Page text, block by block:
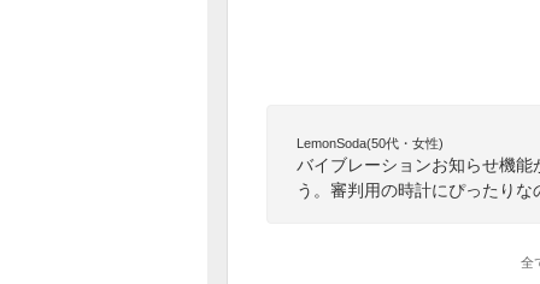
LemonSoda(50代・女性)
バイブレーションお知らせ機
う。審判用の時計にぴったり
全